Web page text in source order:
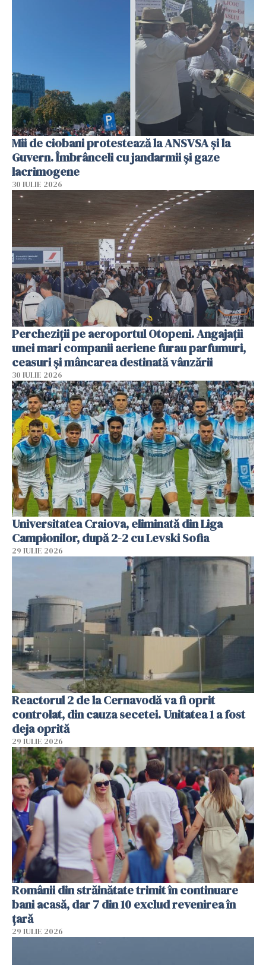
Mii de ciobani protestează la ANSVSA și la
Guvern. Îmbrânceli cu jandarmii și gaze
lacrimogene
30 IULIE 2026
Percheziții pe aeroportul Otopeni. Angajații
unei mari companii aeriene furau parfumuri,
ceasuri și mâncarea destinată vânzării
30 IULIE 2026
Universitatea Craiova, eliminată din Liga
Campionilor, după 2-2 cu Levski Sofia
29 IULIE 2026
Reactorul 2 de la Cernavodă va fi oprit
controlat, din cauza secetei. Unitatea 1 a fost
deja oprită
29 IULIE 2026
Românii din străinătate trimit în continuare
bani acasă, dar 7 din 10 exclud revenirea în
țară
29 IULIE 2026